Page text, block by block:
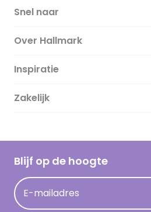
Snel naar
Over Hallmark
Over ons
Duurzaamheid
Hallmark Kaartclub
Acties
Persberichten
Inspiratie
Magazine
Cadeau inspiratie
Kaartinspiratie
Zakelijk
Blijf op de hoogte
E-mailadres